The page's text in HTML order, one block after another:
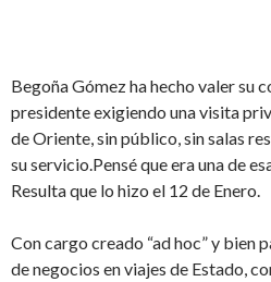
Begoña Gómez ha hecho valer su
presidente exigiendo una visita
de Oriente, sin público, sin salas
su servicio.Pensé que era una de
Resulta que lo hizo el 12 de Enero.
Con cargo creado “ad hoc” y bien
de negocios en viajes de Estado,